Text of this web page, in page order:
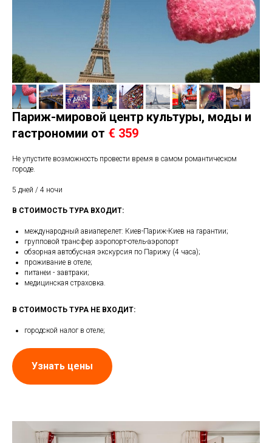
Париж-мировой центр культуры, моды и
гастрономии от € 359
Не упустите возможность провести время в самом романтическом
городе.
5 дней / 4 ночи
В СТОИМОСТЬ ТУРА ВХОДИТ:
международный авиаперелет: Киев-Париж-Киев на гарантии;
групповой трансфер аэропорт-отель-аэропорт
обзорная автобусная экскурсия по Парижу (4 часа);
проживание в отеле;
питанеи - завтраки;
медицинская страховка.
В СТОИМОСТЬ ТУРА НЕ ВХОДИТ:
городской налог в отеле;
Узнать цены